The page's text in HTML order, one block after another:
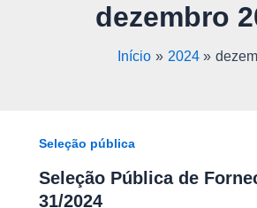
dezembro
Início 2024
Seleção pública
Seleção Pública de
31/2024